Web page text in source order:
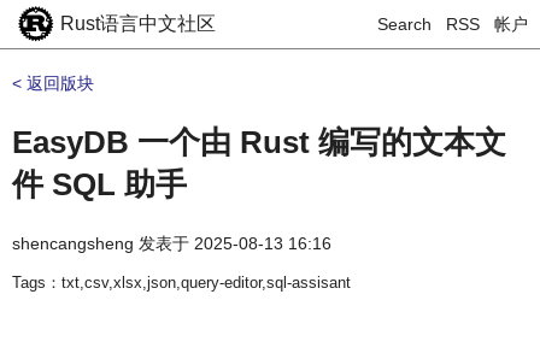
Rust语言中文社区 Search RSS 帐户
< 返回版块
EasyDB 一个由 Rust 编写的文本文
件 SQL 助手
shencangsheng 发表于 2025-08-13 16:16
Tags：txt,csv,xlsx,json,query-editor,sql-assisant